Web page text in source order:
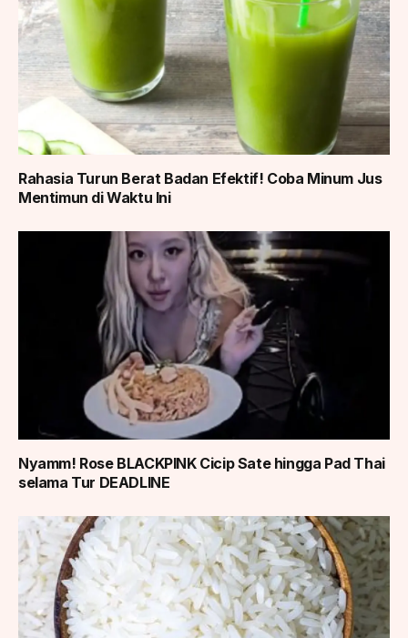
Rahasia Turun Berat Badan Efektif! Coba Minum Jus
Mentimun di Waktu Ini
Nyamm! Rose BLACKPINK Cicip Sate hingga Pad Thai
selama Tur DEADLINE